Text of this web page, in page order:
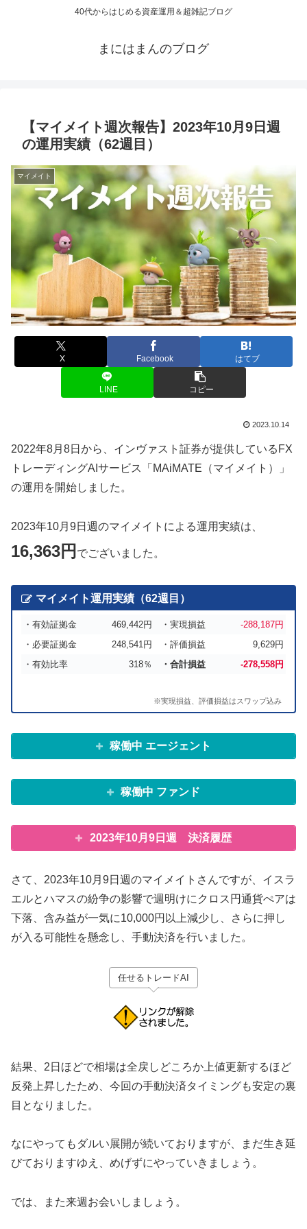
40代からはじめる資産運用＆超雑記ブログ
まにはまんのブログ
【マイメイト週次報告】2023年10月9日週
の運用実績（62週目）
マイメイト
X Facebook はてブ
LINE コピー
2023.10.14
2022年8月8日から、インヴァスト証券が提供しているFX
トレーディングAIサービス「MAiMATE（マイメイト）」
の運用を開始しました。
2023年10月9日週のマイメイトによる運用実績は、
16,363円 でございました。
マイメイト運用実績（62週目）
・有効証拠金 469,442円 ・実現損益
-288,187円
・必要証拠金
248,541円 ・評価損益
9,629円
・有効比率
318％ ・合計損益 -278,558円
※実現損益、評価損益はスワップ込み
稼働中 エージェント
稼働中 ファンド
2023年10月9日週 決済履歴
さて、2023年10月9日週のマイメイトさんですが、イスラ
エルとハマスの紛争の影響で週明けにクロス円通貨ぺアは
下落、含み益が一気に10,000円以上減少し、さらに押し
が入る可能性を懸念し、手動決済を行いました。
任せるトレードAI
結果、2日ほどで相場は全戻しどころか上値更新するほど
反発上昇したため、今回の手動決済タイミングも安定の裏
目となりました。
なにやってもダルい展開が続いておりますが、まだ生き延
びておりますゆえ、めげずにやっていきましょう。
では、また来週お会いしましょう。